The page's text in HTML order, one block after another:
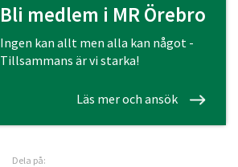
Bli medlem i MR Örebro
Ingen kan allt men alla kan något -
Tillsammans är vi starka!
Läs mer och ansök
Dela på: